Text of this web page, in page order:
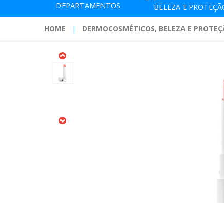
DEPARTAMENTOS
BELEZA E
HOME DERMOCOSMÉTICOS, BELEZA E
Hidratante
Color